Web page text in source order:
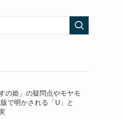
の姫」の疑問点やモヤモ
で明かされる「U」と